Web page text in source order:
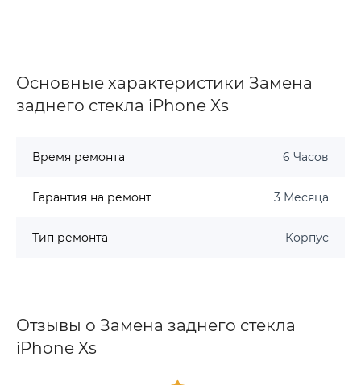
Основные характеристики Замена
заднего стекла iPhone Xs
Время ремонта 6 Часов
Гарантия на ремонт 3 Месяца
Тип ремонта Корпус
Отзывы о Замена заднего стекла
iPhone Xs